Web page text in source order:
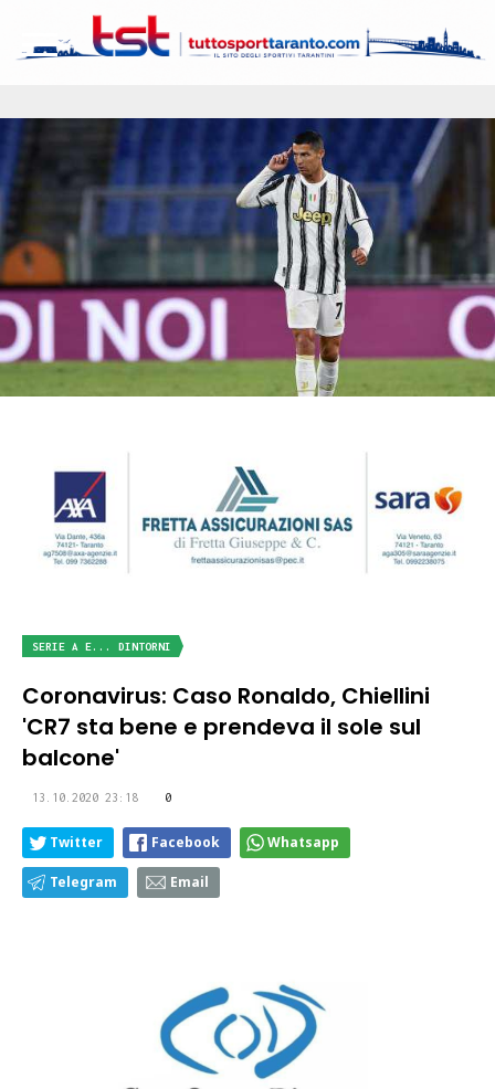
SERIE A E... DINTORNI
Coronavirus: Caso Ronaldo, Chiellini
'CR7 sta bene e prendeva il sole sul
balcone'
13.10.2020 23:18 0
Twitter Facebook Whatsapp
Telegram Email